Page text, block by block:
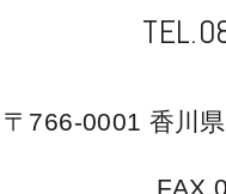
〒766-0001 香川